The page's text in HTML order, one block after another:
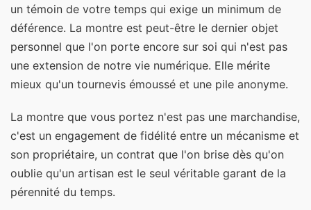
un témoin de votre temps qui exige un minimum de
déférence. La montre est peut-être le dernier objet
personnel que l'on porte encore sur soi qui n'est pas
une extension de notre vie numérique. Elle mérite
mieux qu'un tournevis émoussé et une pile anonyme.
La montre que vous portez n'est pas une marchandise,
c'est un engagement de fidélité entre un mécanisme et
son propriétaire, un contrat que l'on brise dès qu'on
oublie qu'un artisan est le seul véritable garant de la
pérennité du temps.